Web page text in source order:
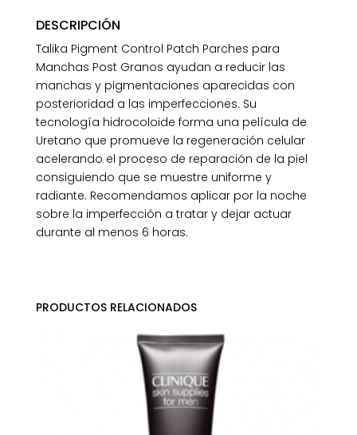
DESCRIPCIÓN
Talika Pigment Control Patch Parches para
Manchas Post Granos ayudan a reducir las
manchas y pigmentaciones aparecidas con
posterioridad a las imperfecciones. Su
tecnología hidrocoloide forma una película de
Uretano que promueve la regeneración celular
acelerando el proceso de reparación de la piel
consiguiendo que se muestre uniforme y
radiante. Recomendamos aplicar por la noche
sobre la imperfección a tratar y dejar actuar
durante al menos 6 horas.
PRODUCTOS RELACIONADOS